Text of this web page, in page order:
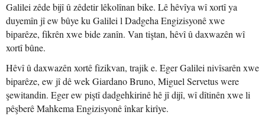
Galilei zêde bijî û zêdetir lêkolînan bike. Lê hêvîya wî xortî ya
duyemîn jî ew bûye ku Galilei l Dadgeha Engizisyonê xwe
biparêze, fikrên xwe bide zanîn. Van tiştan, hêvî û daxwazên wî
xortî bûne.
Hêvî û daxwazên xortê fizikvan, trajik e. Eger Galilei nivîsarên xwe
biparêze, ew jî dê wek Giardano Bruno, Miguel Servetus were
şewitandin. Eger ew piştî dadgehkirinê hê jî dijî, wî dîtinên xwe li
pêşberê Mahkema Engizisyonê înkar kirîye.